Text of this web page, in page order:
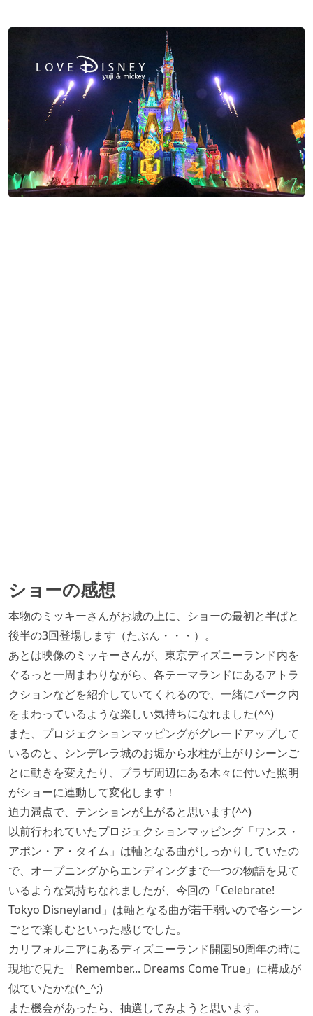
ショーの感想
本物のミッキーさんがお城の上に、ショーの最初と半ばと
後半の3回登場します（たぶん・・・）。
あとは映像のミッキーさんが、東京ディズニーランド内を
ぐるっと一周まわりながら、各テーマランドにあるアトラ
クションなどを紹介していてくれるので、一緒にパーク内
をまわっているような楽しい気持ちになれました(^^)
また、プロジェクションマッピングがグレードアップして
いるのと、シンデレラ城のお堀から水柱が上がりシーンご
とに動きを変えたり、プラザ周辺にある木々に付いた照明
がショーに連動して変化します！
迫力満点で、テンションが上がると思います(^^)
以前行われていたプロジェクションマッピング「ワンス・
アポン・ア・タイム」は軸となる曲がしっかりしていたの
で、オープニングからエンディングまで一つの物語を見て
いるような気持ちなれましたが、今回の「Celebrate!
Tokyo Disneyland」は軸となる曲が若干弱いので各シーン
ごとで楽しむといった感じでした。
カリフォルニアにあるディズニーランド開園50周年の時に
現地で見た「Remember... Dreams Come True」に構成が
似ていたかな(^_^;)
また機会があったら、抽選してみようと思います。